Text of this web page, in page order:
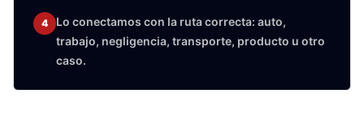
4
Lo conectamos con la ruta correcta: auto,
trabajo, negligencia, transporte, producto u otro
caso.